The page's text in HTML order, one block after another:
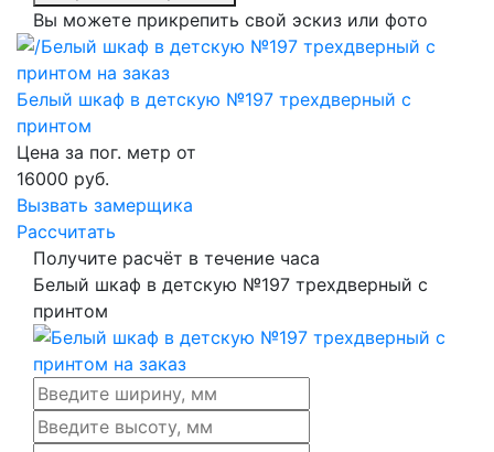
Вы можете прикрепить свой эскиз или фото
Белый шкаф в детскую №197 трехдверный с
принтом
Цена за пог. метр от
16000 руб.
Вызвать замерщика
Рассчитать
Получите расчёт в течение часа
Белый шкаф в детскую №197 трехдверный с
принтом